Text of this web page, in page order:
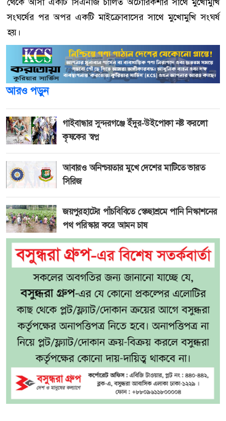
সংঘর্ষের পর অপর একটি মাইক্রোবাসের সাথে মুখোমুখি সংঘর্ষ
হয়।
আরও পড়ুন
গাইবান্ধার সুন্দরগঞ্জে ইঁদুর-উইপোকা নষ্ট করলো
কৃষকের স্বপ্ন
আবারও অনিশ্চয়তার মুখে দেশের মাটিতে ভারত
সিরিজ
জয়পুরহাটের পাঁচবিবিতে স্বেচ্ছাশ্রমে পানি নিস্কাশনের
পথ পরিস্কার করে আমন চাষ